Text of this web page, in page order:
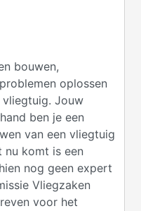
bouwen,
oplossen
Jouw
ben je een
van een vliegtuig
nu komt is een
nog geen expert
Vliegzaken
voor het